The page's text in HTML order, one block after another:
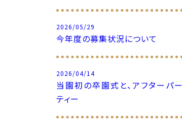
2026/05/29
今年度の募集状況について
2026/04/14
当園初の卒園式と、アフターパー
ティー